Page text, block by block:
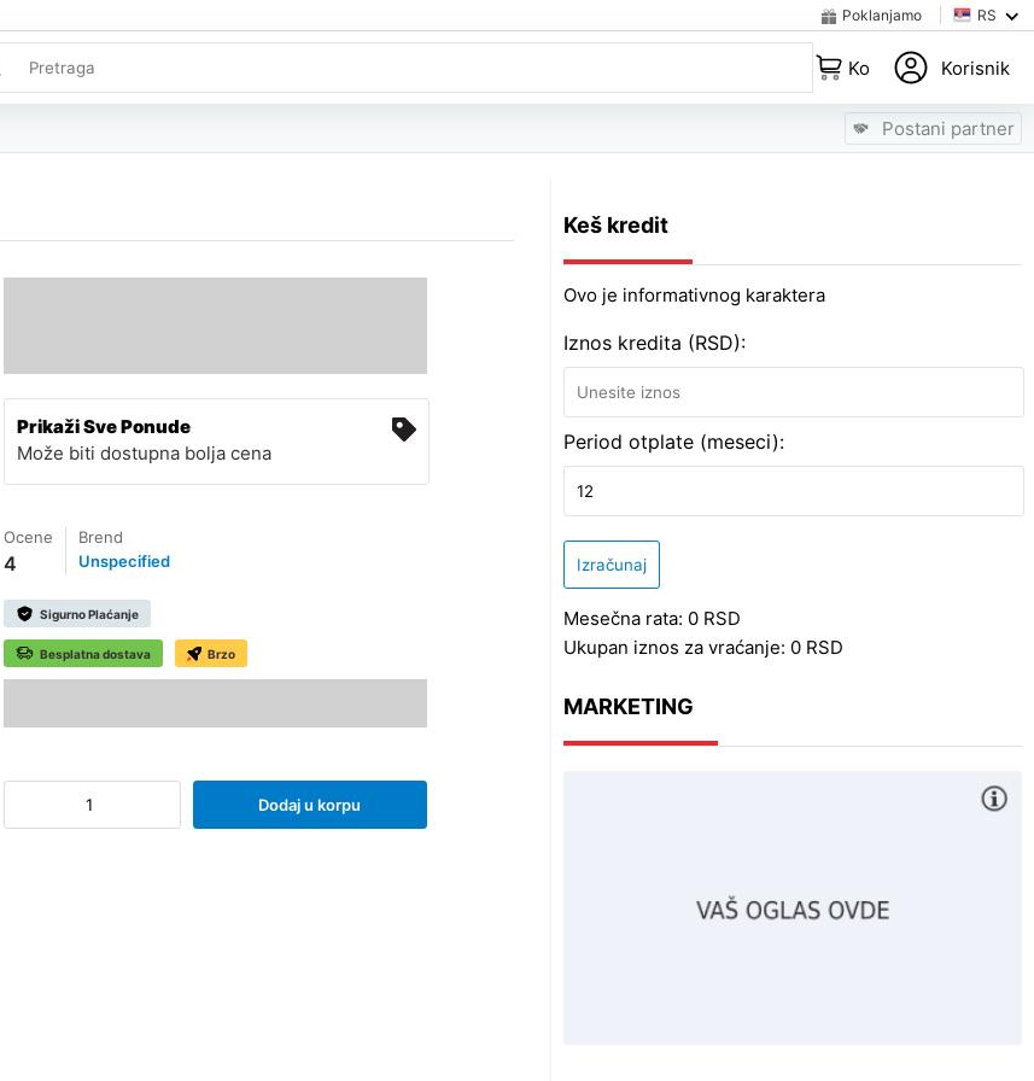
Poklanjamo RS
Korpa Korisnik
Postani partner
Prikaži Sve Ponude
Može biti dostupna bolja cena
Ocene
4
Brend
Unspecified
Sigurno Plaćanje
Besplatna dostava Brzo
Dodaj u korpu
Keš kredit
Ovo je informativnog karaktera
Iznos kredita (RSD):
Period otplate (meseci):
Izračunaj
Mesečna rata: 0 RSD
Ukupan iznos za vraćanje: 0 RSD
MARKETING